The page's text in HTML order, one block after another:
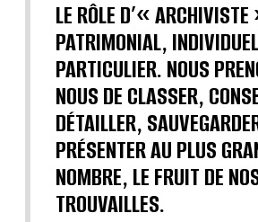
LE RÔLE D’«
PATRIMONIAL,
PARTICULIER. NOUS
NOUS DE CLASSER,
DÉTAILLER,
PRÉSENTER AU PLUS
NOMBRE, LE FRUIT DE
TROUVAILLES.